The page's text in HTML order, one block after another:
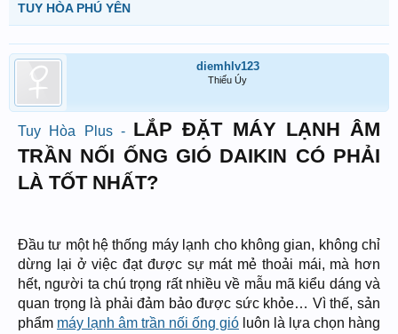
TUY HÒA PHÚ YÊN
diemhlv123
Thiếu Úy
Tuy Hòa Plus - LẮP ĐẶT MÁY LẠNH ÂM
TRẦN NỐI ỐNG GIÓ DAIKIN CÓ PHẢI
LÀ TỐT NHẤT?
Đầu tư một hệ thống máy lạnh cho không gian, không chỉ
dừng lại ở việc đạt được sự mát mẻ thoải mái, mà hơn
hết, người ta chú trọng rất nhiều về mẫu mã kiểu dáng và
quan trọng là phải đảm bảo được sức khỏe… Vì thế, sản
phẩm máy lạnh âm trần nối ống gió luôn là lựa chọn hàng